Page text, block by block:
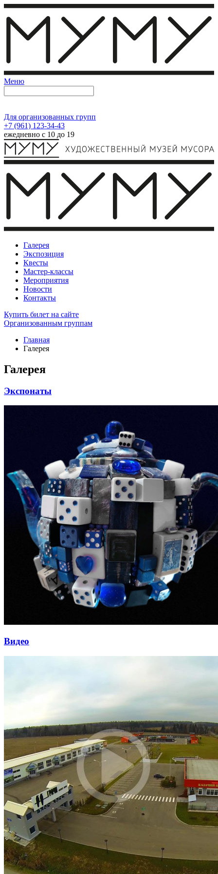
Меню
Для организованных групп
+7 (961) 123-34-43
ежедневно с 10 до 19
Галерея
Экспозиция
Квесты
Мастер-классы
Мероприятия
Новости
Контакты
Купить билет на сайте
Организованным группам
Главная
Галерея
Галерея
Экспонаты
Видео